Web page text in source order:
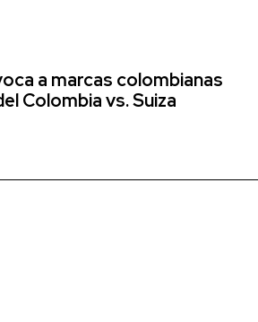
a marcas colombianas
Colombia vs. Suiza